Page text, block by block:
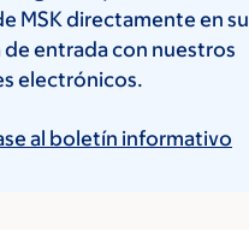
MSK directamente en su
de entrada con nuestros
electrónicos.
al boletín informativo